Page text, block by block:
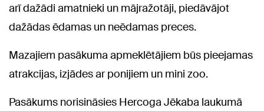
arī dažādi amatnieki un mājražotāji, piedāvājot
dažādas ēdamas un neēdamas preces.
Mazajiem pasākuma apmeklētājiem būs pieejamas
atrakcijas, izjādes ar ponijiem un mini zoo.
Pasākums norisināsies Hercoga Jēkaba laukumā